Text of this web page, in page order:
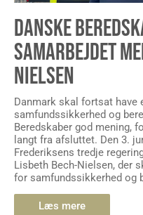
DANSKE
SAMARBEJDET
NIELSEN
Danmark skal fortsat have
samfundssikkerhed og
Beredskaber god mening,
langt fra afsluttet. Den 3.
Frederiksens tredje
Lisbeth Bech-Nielsen, der
for samfundssikkerhed og
Læs mere